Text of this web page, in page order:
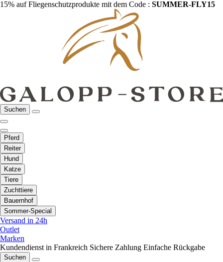
15% auf Fliegenschutzprodukte mit dem Code : SUMMER-FLY15
Suchen
Pferd
Reiter
Hund
Katze
Tiere
Zuchttiere
Bauernhof
Sommer-Special
Versand in 24h
Outlet
Marken
Kundendienst in Frankreich Sichere Zahlung Einfache Rückgabe
Suchen